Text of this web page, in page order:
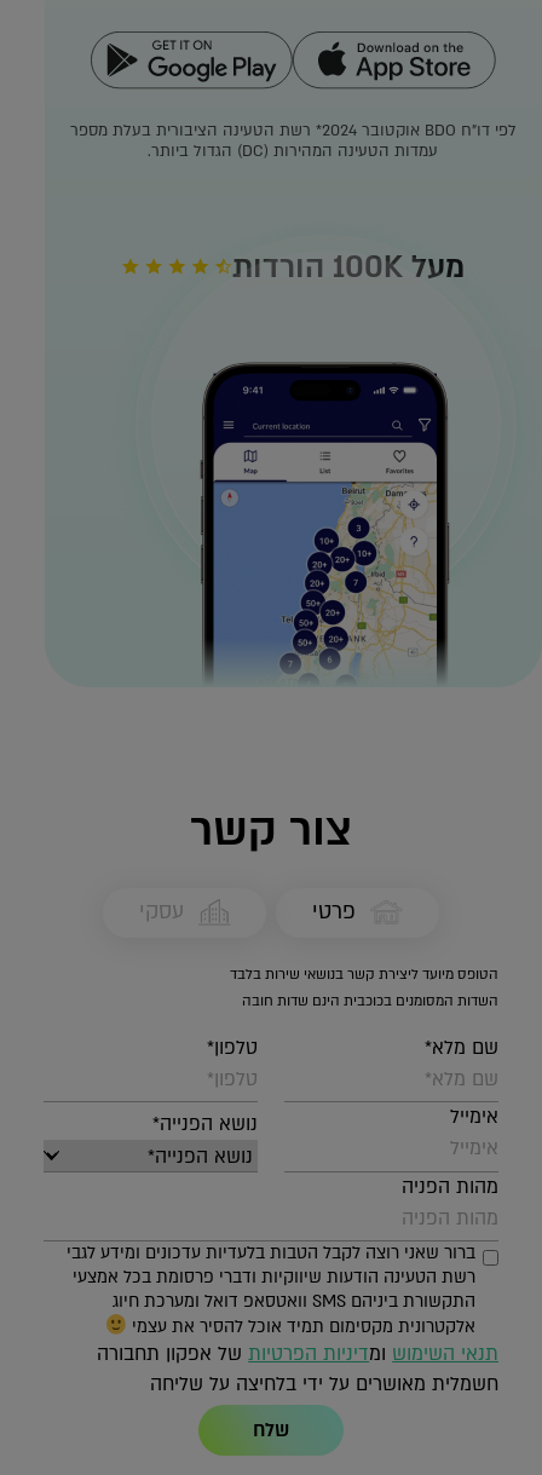
לפי דו"ח BDO אוקטובר 2024*
רשת הטעינה הציבורית בעלת מספר
עמדות הטעינה המהירות (DC) הגדול ביותר.
מעל 100K הורדות
צור קשר
פרטי עסקי
הטופס מיועד ליצירת קשר בנושאי שירות בלבד
השדות המסומנים בכוכבית הינם שדות חובה
שם מלא* טלפון*
אימייל נושא הפנייה*
מהות הפניה
ברור שאני רוצה לקבל הטבות בלעדיות עדכונים ומידע לגבי
רשת הטעינה הודעות שיווקיות ודברי פרסומת בכל אמצעי
התקשורת ביניהם SMS וואטסאפ דואל ומערכת חיוג
אלקטרונית מקסימום תמיד אוכל להסיר את עצמי
תנאי השימוש ומדיניות הפרטיותשל אפקון תחבורה
חשמלית מאושרים על ידי בלחיצה על שליחה
שלח